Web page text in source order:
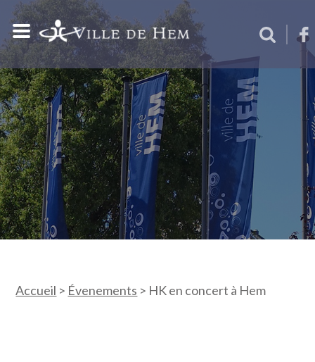
Accueil > Évenements > HK en concert à Hem